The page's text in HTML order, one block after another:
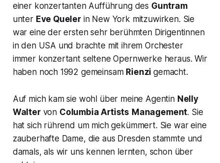
einer konzertanten Aufführung des Guntram
unter Eve Queler in New York mitzuwirken. Sie
war eine der ersten sehr berühmten Dirigentinnen
in den USA und brachte mit ihrem Orchester
immer konzertant seltene Opernwerke heraus. Wir
haben noch 1992 gemeinsam Rienzi gemacht.
Auf mich kam sie wohl über meine Agentin Nelly
Waltervon Columbia Artists Management. Sie
hat sich rührend um mich gekümmert. Sie war eine
zauberhafte Dame, die aus Dresden stammte und
damals, als wir uns kennen lernten, schon über